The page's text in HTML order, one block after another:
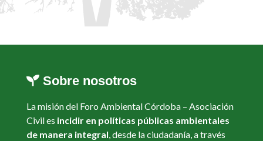
Sobre nosotros
La misión del Foro Ambiental Córdoba – Asociación
Civil es incidir en políticas públicas ambientales
de manera integral, desde la ciudadanía, a través